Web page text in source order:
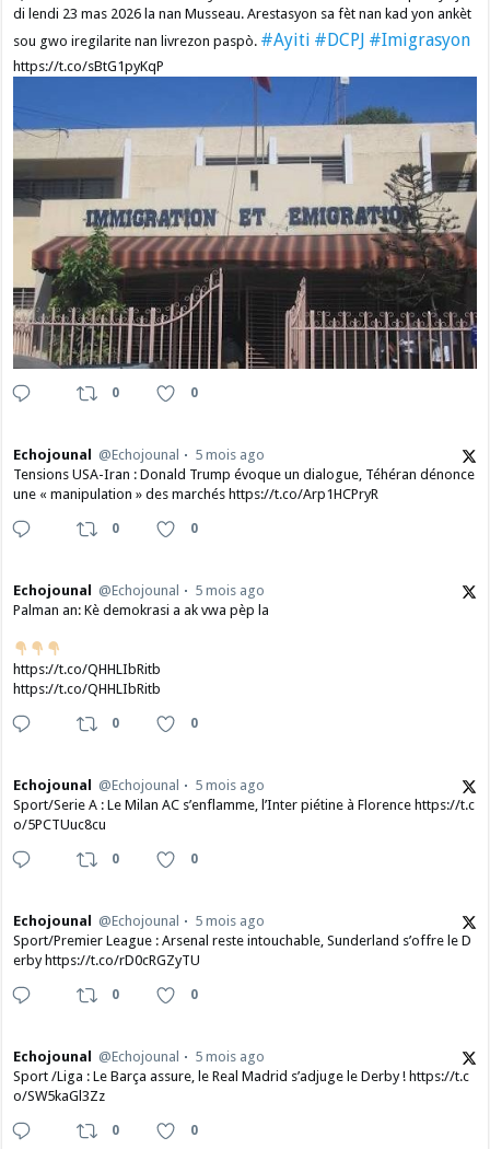
di lendi 23 mas 2026 la nan Musseau. Arestasyon sa fèt nan kad yon ankèt
sou gwo iregilarite nan livrezon paspò. #Ayiti #DCPJ #Imigrasyon
https://t.co/sBtG1pyKqP
0 0
Echojounal @Echojounal
5 mois ago
Tensions USA-Iran : Donald Trump évoque un dialogue, Téhéran dénonce
une « manipulation » des marchés https://t.co/Arp1HCPryR
0 0
Echojounal @Echojounal
5 mois ago
Palman an: Kè demokrasi a ak vwa pèp la
https://t.co/QHHLIbRitb
https://t.co/QHHLIbRitb
0 0
Echojounal @Echojounal
5 mois ago
Sport/Serie A : Le Milan AC s’enflamme, l’Inter piétine à Florence https://t.c
o/5PCTUuc8cu
0 0
Echojounal @Echojounal
5 mois ago
Sport/Premier League : Arsenal reste intouchable, Sunderland s’offre le D
erby https://t.co/rD0cRGZyTU
0 0
Echojounal @Echojounal
5 mois ago
Sport /Liga : Le Barça assure, le Real Madrid s’adjuge le Derby ! https://t.c
o/SW5kaGl3Zz
0 0